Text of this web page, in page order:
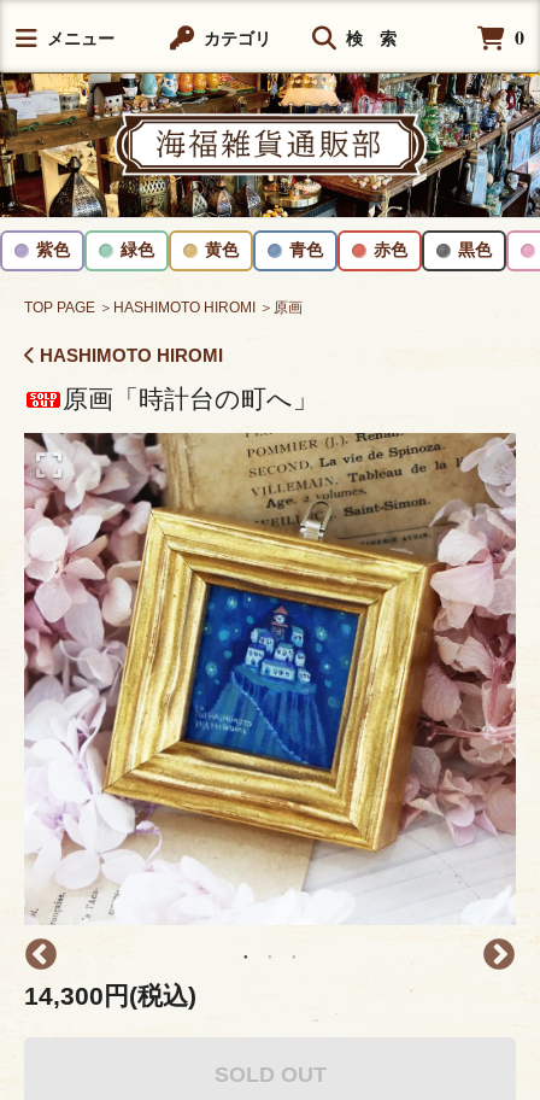
メニュー カテゴリ 検 索 0
紫色 緑色 黄色 青色 赤色 黒色
TOP PAGE ＞HASHIMOTO HIROMI ＞原画
HASHIMOTO HIROMI
原画「時計台の町へ」
14,300円(税込)
SOLD OUT